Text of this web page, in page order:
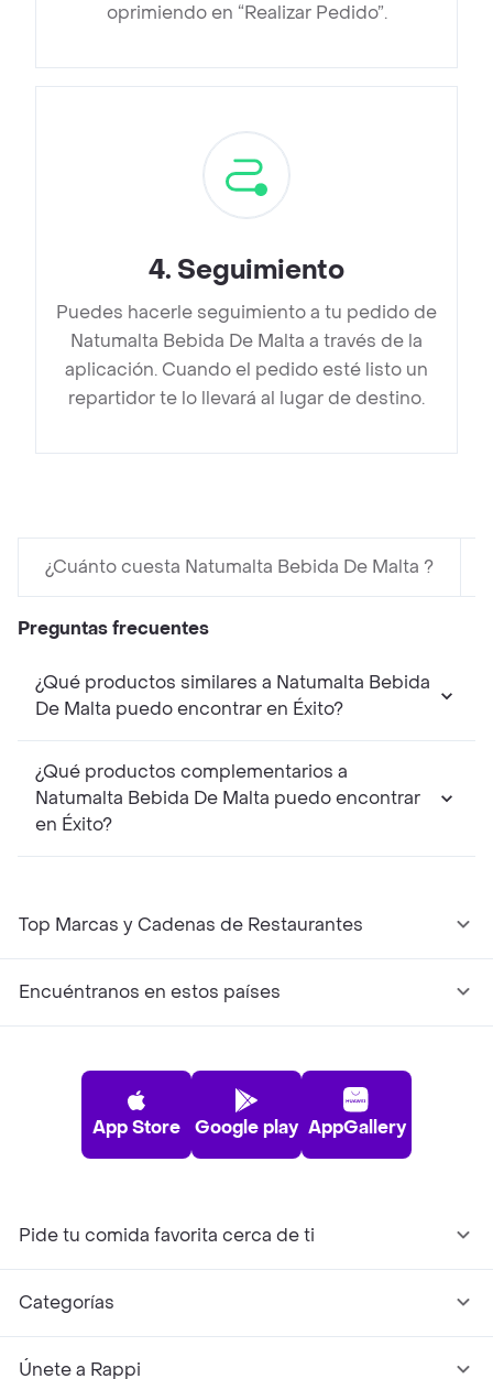
oprimiendo en “Realizar Pedido”.
4. Seguimiento
Puedes hacerle seguimiento a tu pedido de
Natumalta Bebida De Malta a través de la
aplicación. Cuando el pedido esté listo un
repartidor te lo llevará al lugar de destino.
¿Cuánto cuesta Natumalta Bebida De Malta ?
Preguntas frecuentes
¿Qué productos similares a Natumalta Bebida
De Malta puedo encontrar en Éxito?
¿Qué productos complementarios a
Natumalta Bebida De Malta puedo encontrar
en Éxito?
Top Marcas y Cadenas de Restaurantes
Encuéntranos en estos países
App Store Google play AppGallery
Pide tu comida favorita cerca de ti
Categorías
Únete a Rappi